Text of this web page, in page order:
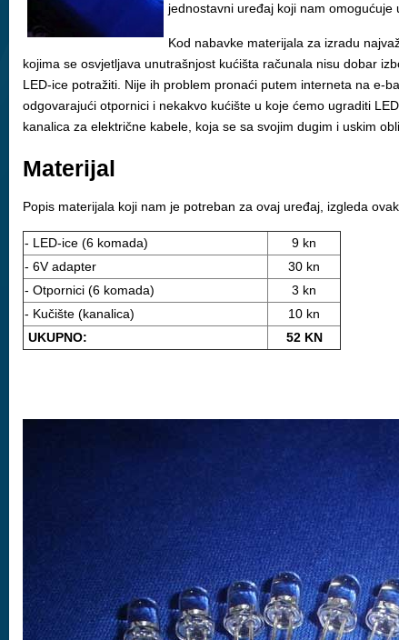
jednostavni uređaj koji nam
Kod nabavke materijala za izradu
kojima se osvjetljava unutrašnjost kućišta računala nisu dobar
LED-ice potražiti. Nije ih problem pronaći putem interneta na e-
odgovarajući otpornici i nekakvo kućište u koje ćemo ugraditi
kanalica za električne kabele, koja se sa svojim dugim i uskim
Materijal
Popis materijala koji nam je potreban za ovaj uređaj, izgleda
- LED-ice (6 komada)
9 kn
- 6V adapter
30 kn
- Otpornici (6 komada)
3 kn
- Kučište (kanalica)
10 kn
UKUPNO:
52 KN